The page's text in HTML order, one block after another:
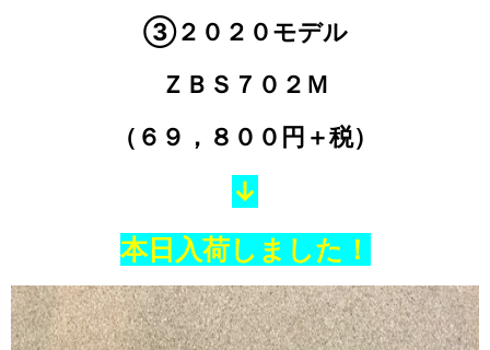
③２０２０モデル
ＺＢＳ７０２Ｍ
（６９，８００円＋税）
↓
本日入荷しました！